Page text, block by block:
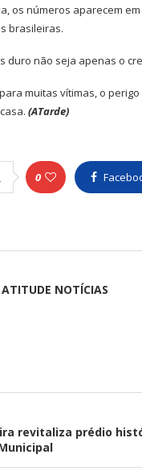
os números aparecem
brasileiras.
duro não seja apenas o
muitas vítimas, o
(ATarde)
0
ATITUDE NOTÍCIAS
revitaliza prédio